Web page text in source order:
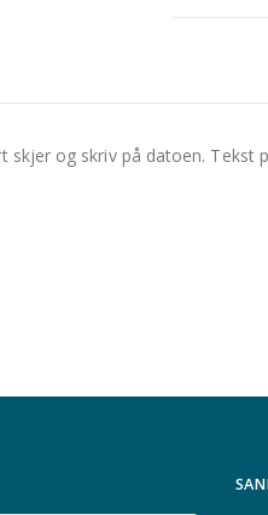
og skriv på datoen. Tekst